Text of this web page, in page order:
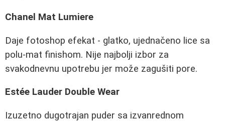
Chanel Mat Lumiere
Daje fotoshop efekat - glatko, ujednačeno lice sa
polu-mat finishom. Nije najbolji izbor za
svakodnevnu upotrebu jer može zagušiti pore.
Estée Lauder Double Wear
Izuzetno dugotrajan puder sa izvanrednom